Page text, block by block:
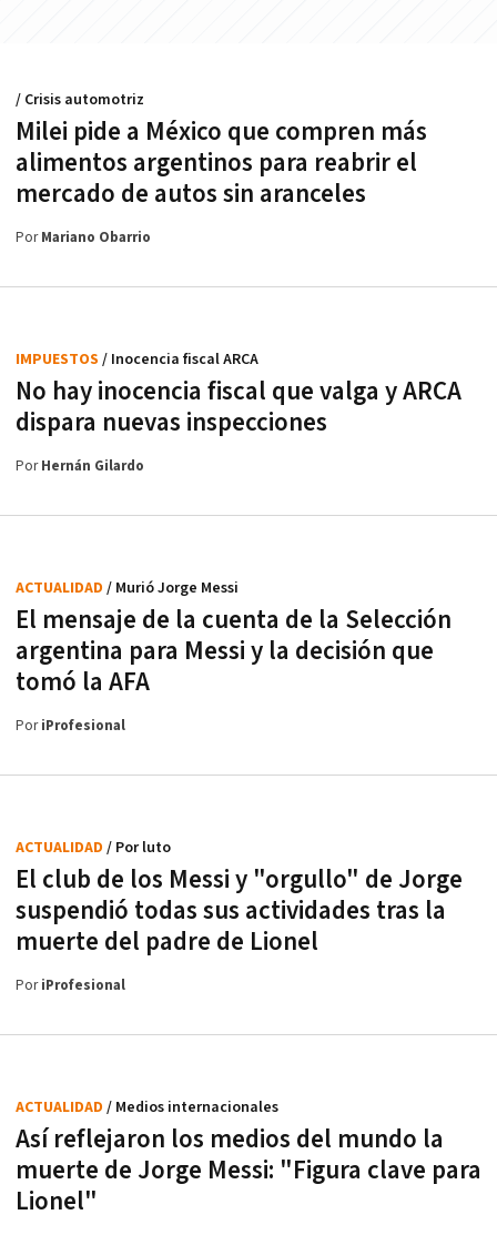
Milei pide a México que compren más
alimentos argentinos para reabrir el
mercado de autos sin aranceles
/ Crisis automotriz
PorMariano Obarrio
No hay inocencia fiscal que valga y ARCA
dispara nuevas inspecciones
IMPUESTOS / Inocencia fiscal ARCA
PorHernán Gilardo
El mensaje de la cuenta de la Selección
argentina para Messi y la decisión que
tomó la AFA
ACTUALIDAD / Murió Jorge Messi
PoriProfesional
El club de los Messi y "orgullo" de Jorge
suspendió todas sus actividades tras la
muerte del padre de Lionel
ACTUALIDAD / Por luto
PoriProfesional
Así reflejaron los medios del mundo la
muerte de Jorge Messi: "Figura clave para
Lionel"
ACTUALIDAD / Medios internacionales